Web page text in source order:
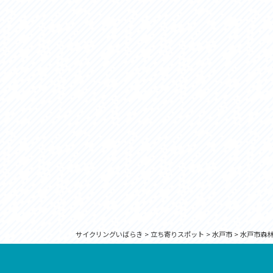
サイクリングいばらき > 立ち寄りスポット >水戸市>水戸市森